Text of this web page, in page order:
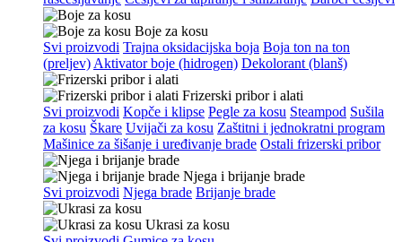
Boje za kosu
Svi proizvodi Trajna oksidacijska boja Boja ton na ton
(preljev) Aktivator boje (hidrogen) Dekolorant (blanš)
Frizerski pribor i alati
Svi proizvodi Kopče i klipse Pegle za kosu Steampod Sušila
za kosu Škare Uvijači za kosu Zaštitni i jednokratni program
Mašinice za šišanje i uređivanje brade Ostali frizerski pribor
Njega i brijanje brade
Svi proizvodi Njega brade Brijanje brade
Ukrasi za kosu